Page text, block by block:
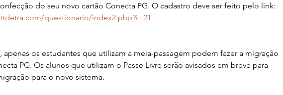
do seu novo cartão Conecta PG. O cadastro deve ser feito pelo link:
questionario/index2.php?i=21
apenas os estudantes que utilizam a meia-passagem podem fazer a migração
PG. Os alunos que utilizam o Passe Livre serão avisados em breve para
para o novo sistema.